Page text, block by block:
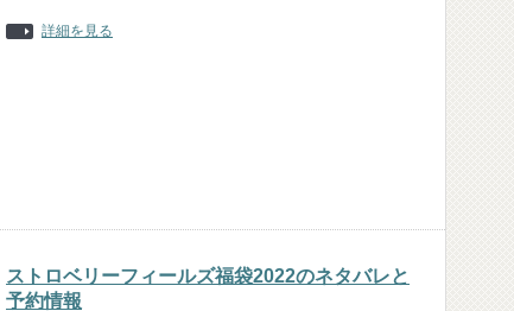
詳細を見る
ストロベリーフィールズ福袋2022のネタバレと
予約情報